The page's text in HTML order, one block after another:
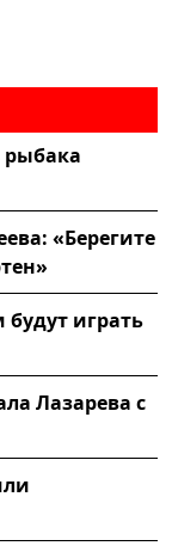
рыбака
«Берегите
играть
Лазарева с